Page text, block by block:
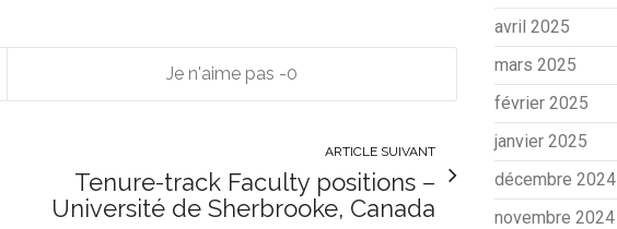
0
ARTICLE SUIVANT
Tenure-track Faculty positions –
Université de Sherbrooke, Canada
avril 2025
mars 2025
février 2025
janvier 2025
décembre 2024
novembre 2024